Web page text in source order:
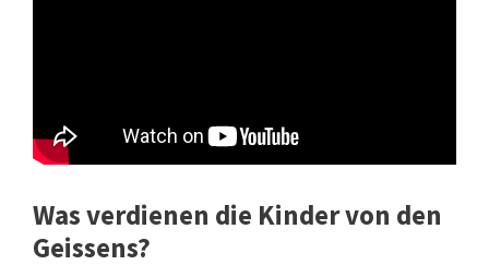
Was verdienen die Kinder von den
Geissens?